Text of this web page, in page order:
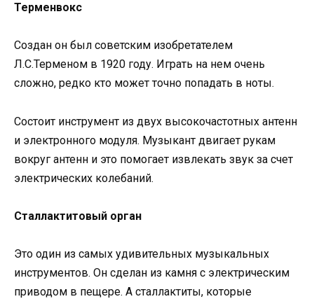
Терменвокс
Создан он был советским изобретателем
Л.С.Терменом в 1920 году. Играть на нем очень
сложно, редко кто может точно попадать в ноты.
Состоит инструмент из двух высокочастотных антенн
и электронного модуля. Музыкант двигает рукам
вокруг антенн и это помогает извлекать звук за счет
электрических колебаний.
Сталлактитовый орган
Это один из самых удивительных музыкальных
инструментов. Он сделан из камня с электрическим
приводом в пещере. А сталлактиты, которые